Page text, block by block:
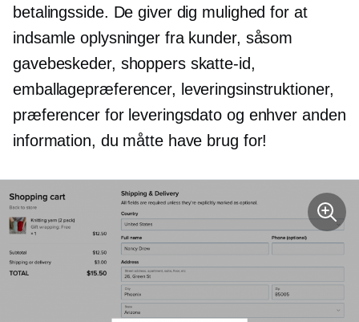
betalingsside. De giver dig mulighed for at
indsamle oplysninger fra kunder, såsom
gavebeskeder, shoppers skatte-id,
emballagepræferencer, leveringsinstruktioner,
præferencer for leveringsdato og enhver anden
information, du måtte have brug for!